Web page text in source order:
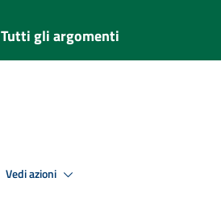
Tutti gli argomenti
Vedi azioni